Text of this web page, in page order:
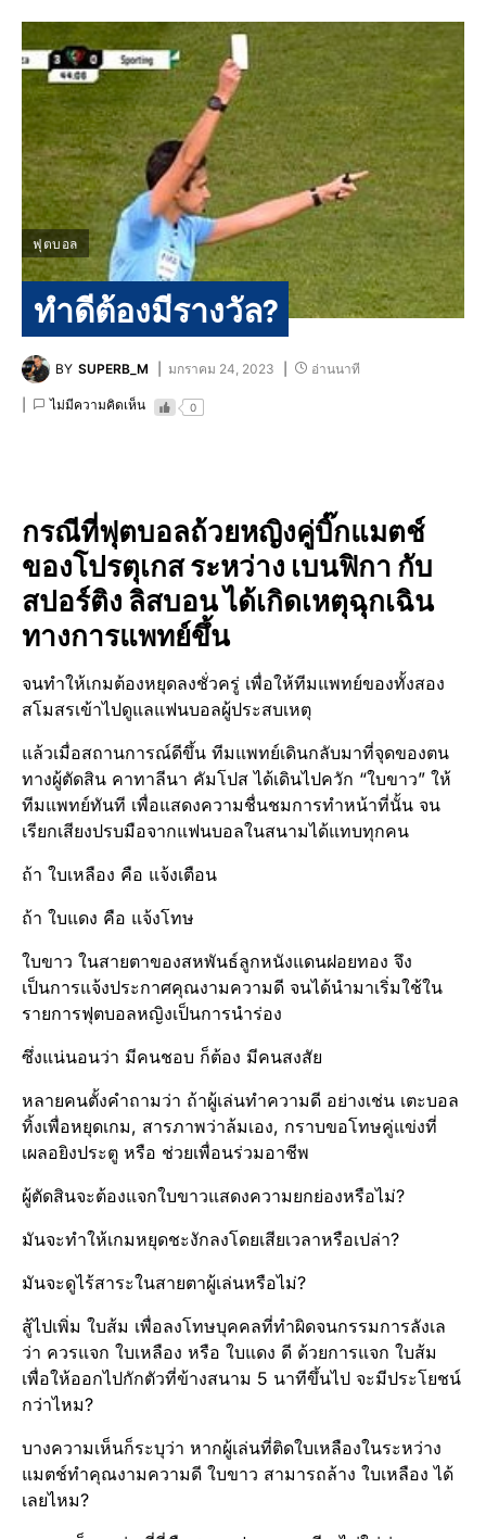
ฟุตบอล
ทำดีต้องมีรางวัล?
BY SUPERB_M มกราคม 24, 2023 อ่านนาที
ไม่มีความคิดเห็น 0
กรณีที่ฟุตบอล​ถ้วยหญิงคู่บิ๊กแมต​ช์
ของโปรตุเกส​ ระหว่าง เบนฟิกา กับ
สปอร์ต​ิง ลิสบอน ได้เกิดเหตุฉุกเฉิน​
ทางการแพทย์​ขึ้น
จนทำให้เกมต้องหยุดลงชั่วครู่ เพื่อให้ทีมแพทย์​ของทั้งสอง
สโมสรเข้าไปดูแลแฟนบอลผู้ประสบเหตุ​
แล้วเมื่อสถานการณ์​ดีขึ้น ทีมแพทย์​เดินกลับมาที่จุดของตน
ทางผู้ตัดสิน คาทาลีนา คัมโปส ได้เดินไปควัก “ใบขาว” ให้
ทีมแพทย์​ทันที เพื่อแสดงความชื่นชม​การทำหน้าที่นั้น จน
เรียกเสียงปรบมือจากแฟนบอลในสนามได้แทบทุกคน
ถ้า ใบเหลือง คือ แจ้งเตือน​
ถ้า ใบแดง คือ แจ้งโทษ
ใบขาว ในสายตาของสหพันธ์​ลูกหนังแดนฝอยทอง จึง
เป็นการแจ้งประกาศ​คุณงามความดี จนได้นำมาเริ่มใช้ใน
รายการฟุตบอล​หญิงเป็นการนำร่อง
ซึ่งแน่นอนว่า มีคนชอบ ก็ต้อง มีคนสงสัย
หลายคนตั้งคำถามว่า ถ้าผู้เล่นทำความดี อย่างเช่น เตะบอล
ทิ้งเพื่อหยุดเกม, สารภาพว่าล้มเอง, กราบขอโทษ​คู่แข่งที่
เผลอยิงประตู​ หรือ ช่วยเพื่อนร่วมอาชีพ
ผู้ตัดสินจะต้องแจกใบขาวแสดงความยกย่องหรือไม่?
มันจะทำให้เกมหยุดชะงักลงโดยเสียเวลาหรือเปล่า?
มันจะดูไร้สาระในสายตาผู้เล่นหรือไม่?
สู้ไปเพิ่ม ใบส้ม เพื่อลงโทษบุคคล​ที่ทำผิดจนกรรมการลังเล
ว่า ควรแจก ใบเหลือง หรือ ใบแดง ดี ด้วยการแจก ใบส้ม
เพื่อให้ออกไปกักตัวที่ข้างสนาม 5 นาทีขึ้นไป จะมีประโยชน์​
กว่าไหม?
บางความเห็น​ก็ระบุว่า หากผู้เล่นที่ติดใบเหลืองในระหว่าง
แมตช์​ทำคุณงามความดี ใบขาว สามารถล้าง ใบเหลือง ได้
เลยไหม?